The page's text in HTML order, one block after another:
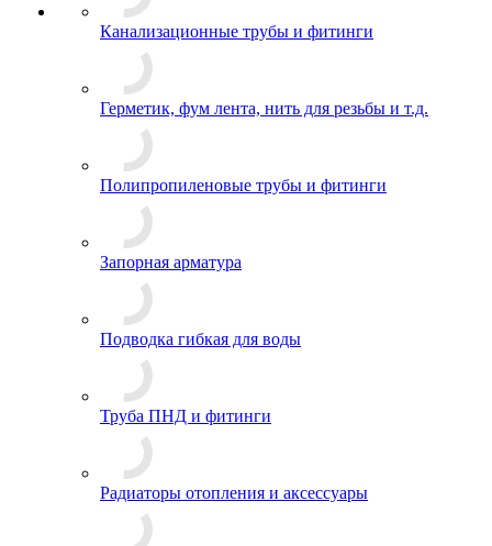
Канализационные трубы и фитинги
Герметик, фум лента, нить для резьбы и т.д.
Полипропиленовые трубы и фитинги
Запорная арматура
Подводка гибкая для воды
Труба ПНД и фитинги
Радиаторы отопления и аксессуары